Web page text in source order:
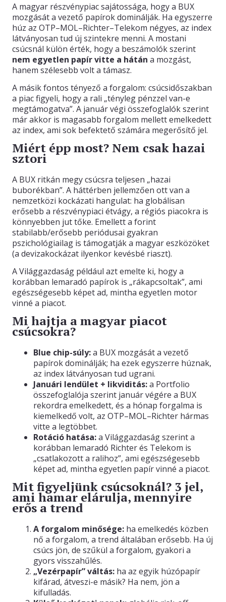
A magyar részvénypiac sajátossága, hogy a BUX
mozgását a vezető papírok dominálják. Ha egyszerre
húz az OTP–MOL–Richter–Telekom négyes, az index
látványosan tud új szintekre menni. A mostani
csúcsnál külön érték, hogy a beszámolók szerint
nem egyetlen papír vitte a hátán a mozgást,
hanem szélesebb volt a támasz.
A másik fontos tényező a forgalom: csúcsidőszakban
a piac figyeli, hogy a rali „tényleg pénzzel van-e
megtámogatva”. A január végi összefoglalók szerint
már akkor is magasabb forgalom mellett emelkedett
az index, ami sok befektető számára megerősítő jel.
Miért épp most? Nem csak hazai
sztori
A BUX ritkán megy csúcsra teljesen „hazai
buborékban”. A háttérben jellemzően ott van a
nemzetközi kockázati hangulat: ha globálisan
erősebb a részvénypiaci étvágy, a régiós piacokra is
könnyebben jut tőke. Emellett a forint
stabilabb/erősebb periódusai gyakran
pszichológiailag is támogatják a magyar eszközöket
(a devizakockázat ilyenkor kevésbé riaszt).
A Világgazdaság például azt emelte ki, hogy a
korábban lemaradó papírok is „rákapcsoltak”, ami
egészségesebb képet ad, mintha egyetlen motor
vinné a piacot.
Mi hajtja a magyar piacot
csúcsokra?
Blue chip-súly:a BUX mozgását a vezető
papírok dominálják; ha ezek egyszerre húznak,
az index látványosan tud ugrani.
Januári lendület + likviditás:a Portfolio
összefoglalója szerint január végére a BUX
rekordra emelkedett, és a hónap forgalma is
kiemelkedő volt, az OTP–MOL–Richter hármas
vitte a legtöbbet.
Rotáció hatása:a Világgazdaság szerint a
korábban lemaradó Richter és Telekom is
„csatlakozott a ralihoz”, ami egészségesebb
képet ad, mintha egyetlen papír vinné a piacot.
Mit figyeljünk csúcsoknál? 3 jel,
ami hamar elárulja, mennyire
erős a trend
A forgalom minősége: ha emelkedés közben
nő a forgalom, a trend általában erősebb. Ha új
csúcs jön, de szűkül a forgalom, gyakori a
gyors visszahűlés.
„Vezérpapír” váltás: ha az egyik húzópapír
kifárad, átveszi-e másik? Ha nem, jön a
kifulladás.